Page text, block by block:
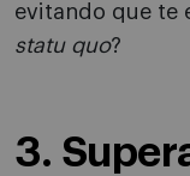
evitando que te
statu quo?
3.